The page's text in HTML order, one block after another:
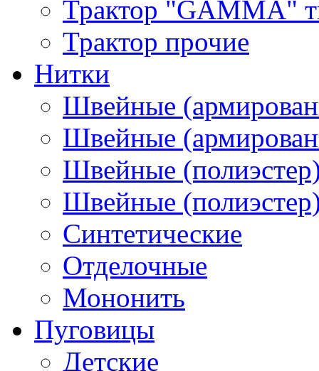
Трактор "GAMMA"
Трактор прочие
Нитки
Швейные
Швейные
Швейные
Швейные
Синтетические
Отделочные
Мононить
Пуговицы
Детские